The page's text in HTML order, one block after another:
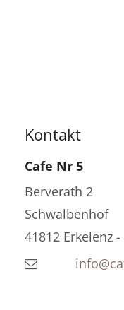
Kontakt
Cafe Nr 5
Berverath 2
Schwalbenhof
41812 Erkelenz